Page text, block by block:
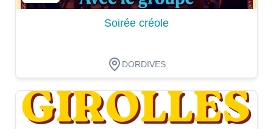
Soirée créole
DORDIVES